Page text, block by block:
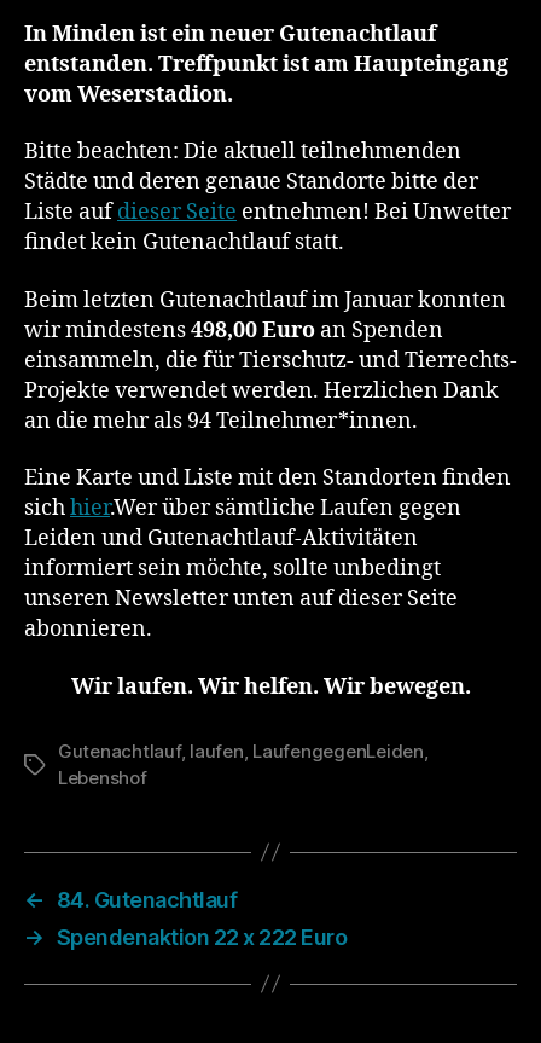
In Minden ist ein neuer Gutenachtlauf
entstanden. Treffpunkt ist am Haupteingang
vom Weserstadion.
Bitte beachten: Die aktuell teilnehmenden
Städte und deren genaue Standorte bitte der
Liste aufdieser Seite entnehmen! Bei Unwetter
findet kein Gutenachtlauf statt.
Beim letzten Gutenachtlauf im Januar konnten
wir mindestens498,00 Euro an Spenden
einsammeln, die für Tierschutz- und Tierrechts-
Projekte verwendet werden. Herzlichen Dank
an die mehr als 94 Teilnehmer*innen.
Eine Karte und Liste mit den Standorten finden
sichhier.Wer über sämtliche Laufen gegen
Leiden und Gutenachtlauf-Aktivitäten
informiert sein möchte, sollte unbedingt
unseren Newsletter unten auf dieser Seite
abonnieren.
Wir laufen. Wir helfen. Wir bewegen.
Schlagwörter
Gutenachtlauf, laufen, LaufengegenLeiden,
Lebenshof
←
84. Gutenachtlauf
→ Spendenaktion 22 x 222 Euro